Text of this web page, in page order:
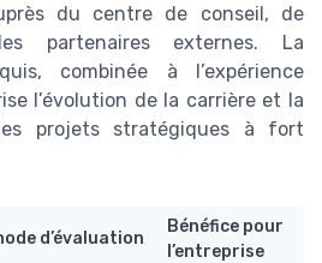
du centre de conseil, de
partenaires externes. La
combinée à l’expérience
l’évolution de la carrière et la
projets stratégiques à fort
d’évaluation
Bénéfice pour
l’entreprise